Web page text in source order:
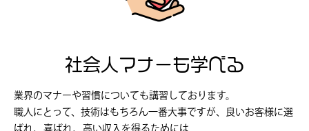
社会人マナーも学べる
業界のマナーや習慣についても講習しております。
職人にとって、技術はもちろん一番大事ですが、良いお客様に選
ばれ、喜ばれ、高い収入を得るためには